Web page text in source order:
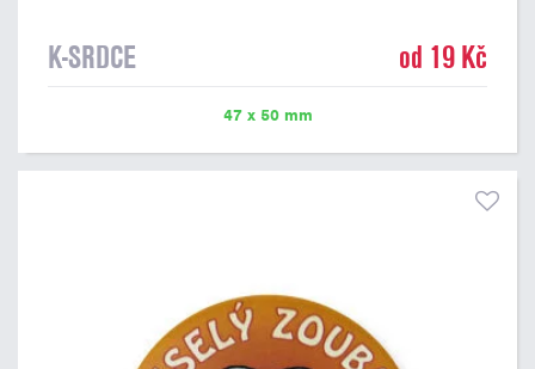
K-SRDCE od 19 Kč
47 x 50 mm